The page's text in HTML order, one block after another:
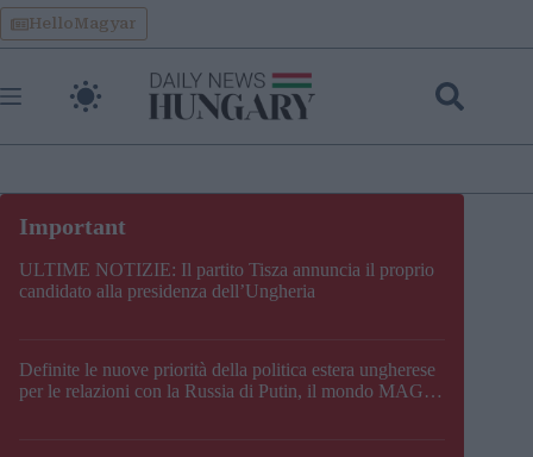
Skip
to
content
HelloMagyar
ULTIME NOTIZIE: Il partito Tisza annuncia il proprio
candidato alla presidenza dell’Ungheria
Definite le nuove priorità della politica estera ungherese
per le relazioni con la Russia di Putin, il mondo MAGA,